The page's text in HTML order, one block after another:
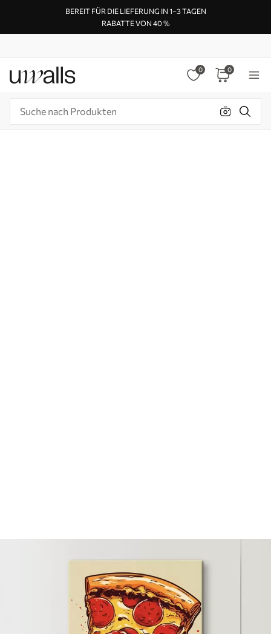
BEREIT FÜR DIE LIEFERUNG IN 1–3 TAGEN
RABATTE VON 40 %
0 0